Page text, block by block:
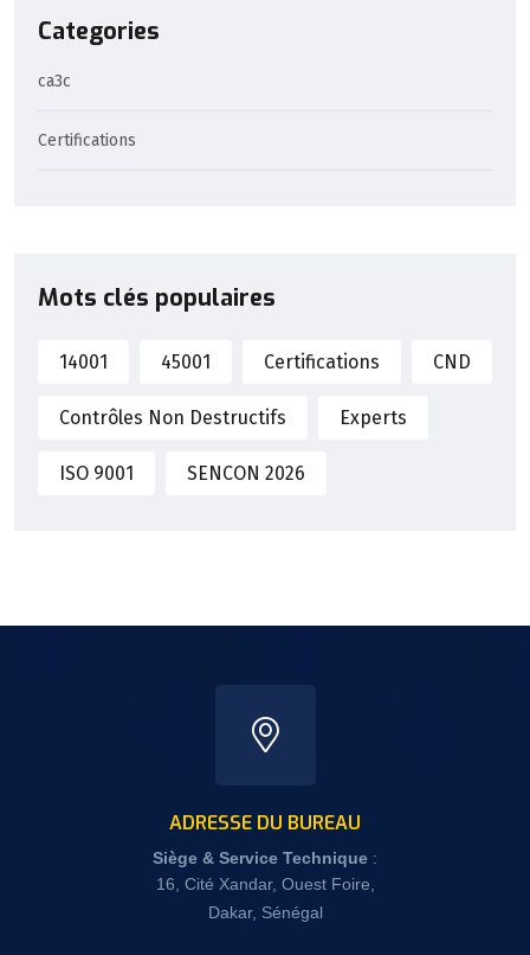
Categories
ca3c
Certifications
Mots clés populaires
14001 45001 Certifications CND
Contrôles Non Destructifs Experts
ISO 9001 SENCON 2026
ADRESSE DU BUREAU
Siège & Service Technique :
16, Cité Xandar, Ouest Foire,
Dakar, Sénégal